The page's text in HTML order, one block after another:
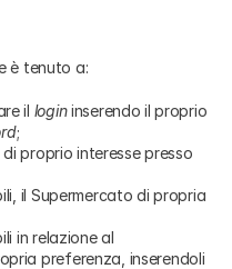
è tenuto a:
il logininserendo il proprio
;
proprio interesse presso
il Supermercato di propria
in relazione al
preferenza, inserendoli